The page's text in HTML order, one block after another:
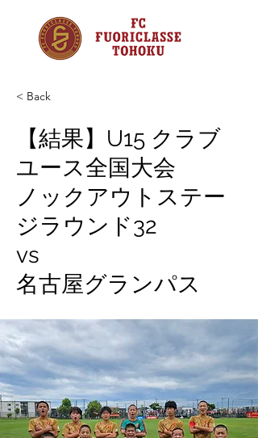
< Back
【結果】U15 クラブ
ユース全国大会
ノックアウトステー
ジラウンド32
vs
名古屋グランパス